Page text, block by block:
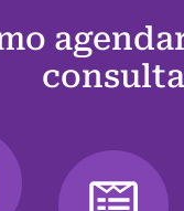
consulta